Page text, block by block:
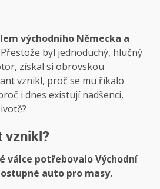
východního Německa a
Přestože byl jednoduchý, hlučný
získal si obrovskou
vznikl, proč se mu říkalo
i dnes existují nadšenci,
vznikl?
válce potřebovalo Východní
auto pro masy.